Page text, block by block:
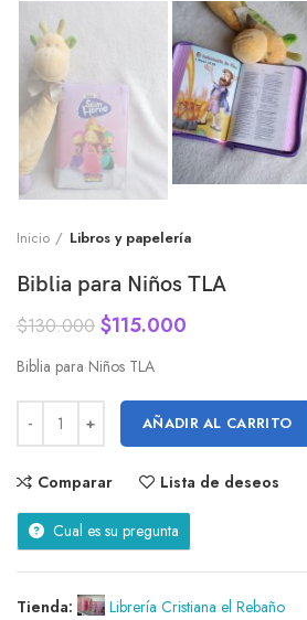
Inicio Libros y papelería
Biblia para Niños TLA
$130.000 $115.000
Biblia para Niños TLA
AÑADIR AL CARRITO
Comparar Lista de deseos
Cual es su pregunta
Tienda: Librería Cristiana el Rebaño